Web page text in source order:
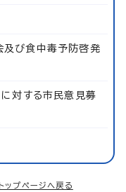
び食中毒予防啓発
対する市民意見募
トップページへ戻る